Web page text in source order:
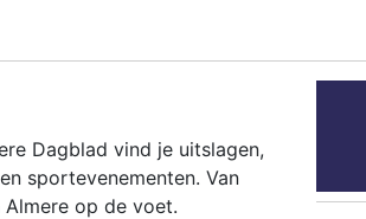
Dagblad vind je uitslagen,
sportevenementen. Van
op de voet.